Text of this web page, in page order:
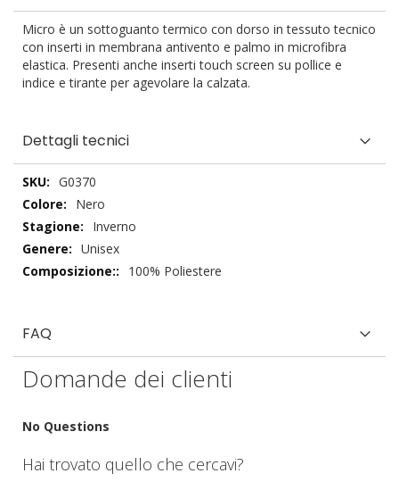
Micro è un sottoguanto termico con dorso in tessuto tecnico
con inserti in membrana antivento e palmo in microfibra
elastica. Presenti anche inserti touch screen su pollice e
indice e tirante per agevolare la calzata.
Dettagli tecnici
Dettagli
tecnici
G0370
Nero
Inverno
Unisex
100% Poliestere
FAQ
Domande dei clienti
No Questions
Hai trovato quello che cercavi?